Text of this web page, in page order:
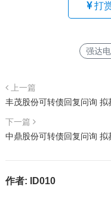
打
强达
上一篇
丰茂股份可转债回复问询
下一篇
中鼎股份可转债回复问询
作者: ID010